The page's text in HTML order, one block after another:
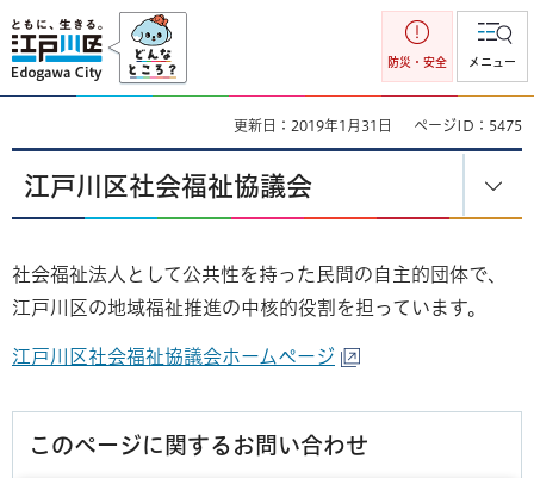
江戸川区
防災・安全 メニュー
更新日：2019年1月31日 ページID：5475
江戸川区社会福祉協議会
社会福祉法人として公共性を持った民間の自主的団体で、
江戸川区の地域福祉推進の中核的役割を担っています。
江戸川区社会福祉協議会ホームページ
このページに関するお問い合わせ